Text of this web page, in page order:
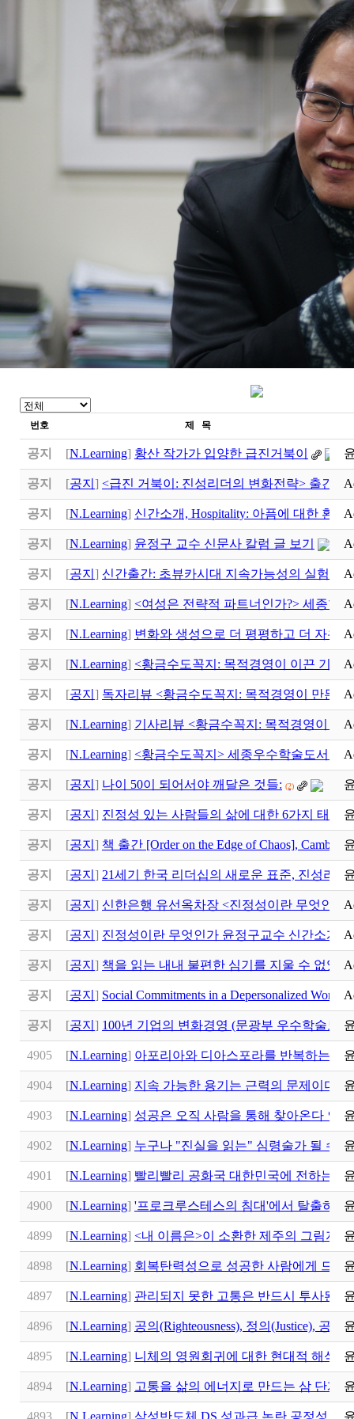
번호 제 목
공지 [N.Learning] 황산 작가가 입양한 급진거북이
공지 [공지 ] <급진 거북이: 진성리더의 변화전략> 출간
공지 [N.Learning] 신간소개, Hospitality: 아픔에 대한 환대
공지 [N.Learning] 윤정구 교수 신문사 칼럼 글 보기
공지 [공지 ] 신간출간: 초뷰카시대 지속가능성의 실험실
공지 [N.Learning] <여성은 전략적 파트너인가?> 세종학
공지 [N.Learning] 변화와 생성으로 더 평평하고 더 자유
공지 [N.Learning] <황금수도꼭지: 목적경영이 이끈 기적
공지 [공지 ] 독자리뷰 <황금수도꼭지: 목적경영이 만든
공지 [N.Learning] 기사리뷰 <황금수꼭지: 목적경영이 만
공지 [N.Learning] <황금수도꼭지> 세종우수학술도서 선
공지 [공지 ] 나이 50이 되어서야 깨달은 것들: (2)
공지 [공지 ] 진정성 있는 사람들의 삶에 대한 6가지 태도 (1)
공지 [공지 ] 책 출간 [Order on the Edge of Chaos],
공지 [공지 ] 21세기 한국 리더십의 새로운 표준, 진성리더
공지 [공지 ] 신한은행 유선옥차장 <진정성이란 무엇인가
공지 [공지 ] 진정성이란 무엇인가 윤정구교수 신간소개
공지 [공지 ] 책을 읽는 내내 불편한 심기를 지울 수 없었다
공지 [공지 ] Social Commitments in a Depersonalized World
공지 [공지 ] 100년 기업의 변화경영 (문광부 우수학술도
4905 [N.Learning] 아포리아와 디아스포라를 반복하는
4904 [N.Learning] 지속 가능한 용기는 근력의 문제이다
4903 [N.Learning] 성공은 오직 사람을 통해 찾아온다 인
4902 [N.Learning] 누구나 "진실을 읽는" 심령술가 될 수
4901 [N.Learning] 빨리빨리 공화국 대한민국에 전하는
4900 [N.Learning] '프로크루스테스의 침대'에서 탈출하
4899 [N.Learning] <내 이름은>이 소환한 제주의 그림자:
4898 [N.Learning] 회복탄력성으로 성공한 사람에게 드리
4897 [N.Learning] 관리되지 못한 고통은 반드시 투사된
4896 [N.Learning] 공의(Righteousness), 정의(Justice), 공정
4895 [N.Learning] 니체의 영원회귀에 대한 현대적 해석
4894 [N.Learning] 고통을 삶의 에너지로 만드는 삼 단계
4893 [N.Learning] 삼성반도체 DS 성과급 논란 공정성 문